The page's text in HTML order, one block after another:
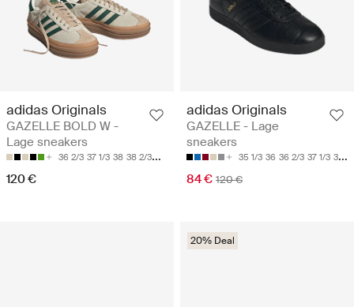
adidas Originals
GAZELLE BOLD W -
Lage sneakers
36 2/3 37 1/3 38 38 2/3 39 1/3
120 €
adidas Originals
GAZELLE - Lage
sneakers
35 1/3 36 36 2/3 37 1/3 38
84 € 120 €
20% Deal